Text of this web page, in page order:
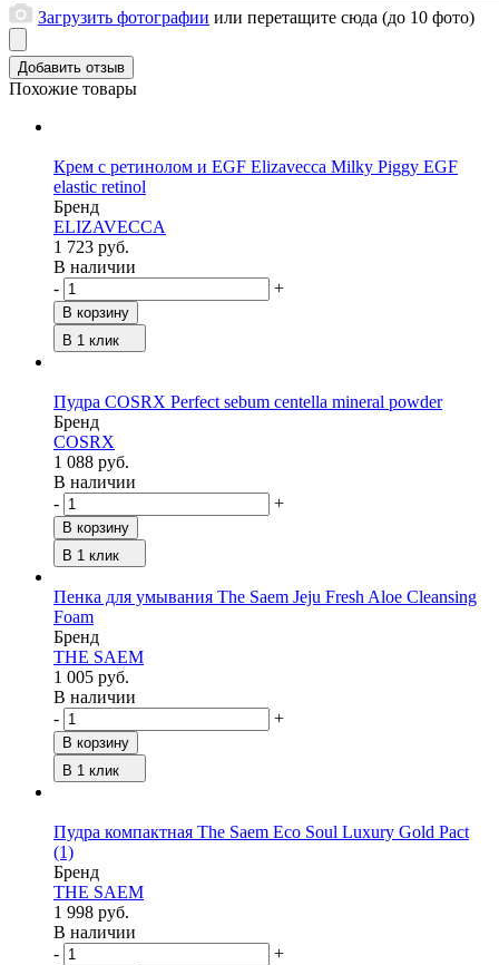
Загрузить фотографии или перетащите сюда (до 10 фото)
Похожие товары
Крем с ретинолом и EGF Elizavecca Milky Piggy EGF
elastic retinol
Бренд
ELIZAVECCA
1 723 руб.
В наличии
-
+
В корзину
В 1 клик
Пудра COSRX Perfect sebum centella mineral powder
Бренд
COSRX
1 088 руб.
В наличии
-
+
В корзину
В 1 клик
Пенка для умывания The Saem Jeju Fresh Aloe Cleansing
Foam
Бренд
THE SAEM
1 005 руб.
В наличии
-
+
В корзину
В 1 клик
Пудра компактная The Saem Eco Soul Luxury Gold Pact
(1)
Бренд
THE SAEM
1 998 руб.
В наличии
-
+